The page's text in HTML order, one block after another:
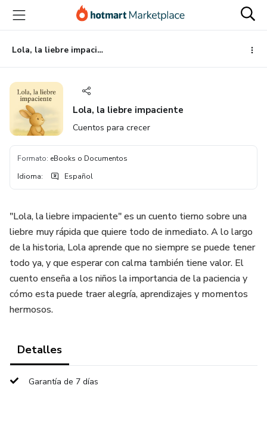
principal
página
de
página
Lola, la liebre impaciente
Lola, la liebre impaciente
Cuentos para crecer
Formato: eBooks o Documentos
Idioma: Español
"Lola, la liebre impaciente" es un cuento tierno sobre una
liebre muy rápida que quiere todo de inmediato. A lo largo
de la historia, Lola aprende que no siempre se puede tener
todo ya, y que esperar con calma también tiene valor. El
cuento enseña a los niños la importancia de la paciencia y
cómo esta puede traer alegría, aprendizajes y momentos
hermosos.
Detalles
Garantía de 7 días